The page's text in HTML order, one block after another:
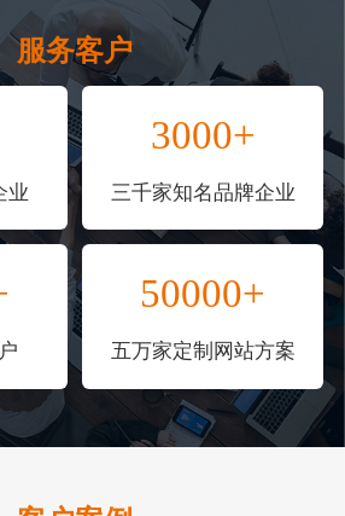
服务客户
业
3000+
三千家知名品牌企业
50000+
五万家定制网站方案